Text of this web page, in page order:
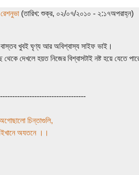
রেশনুভা(তারিখ: শুক্র, ০২/০৭/২০১০ - ২:১৭অপরাহ্ন)
খুবই ঘৃণ্য আর অবিশ্বাস্য সাইফ ভাই।
দেখলে হয়ত নিজের বিশ্বাসটাই নষ্ট হয়ে যেতে
চিন্তাগুলি,
অযতনে ।।